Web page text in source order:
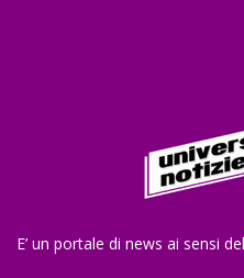
E’ un portale di news ai sensi